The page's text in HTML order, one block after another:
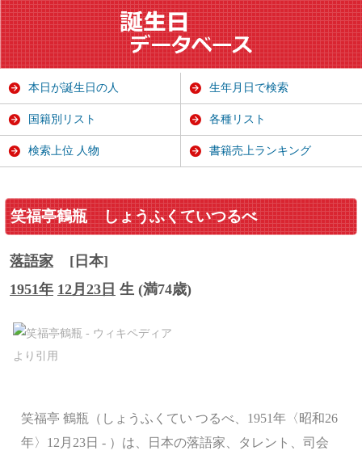
笑福亭鶴瓶 しょうふくていつるべ
落語家
[日本]
1951年 12月23日 生 (満74歳)
笑福亭 鶴瓶（しょうふくてい つるべ、1951年〈昭和26
年〉12月23日 - ）は、日本の落語家、タレント、司会
本日が誕生日の人 生年月日で検索
国籍別リスト 各種リスト
検索上位 人物 書籍売上ランキング